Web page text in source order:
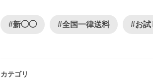
#新◯◯ #全国一律送料 #お試
カテゴリ